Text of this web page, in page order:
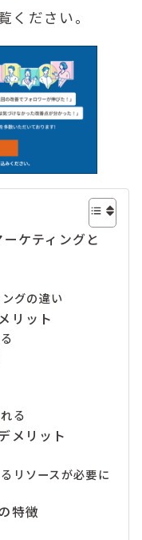
ください。
ケティングと
グの違い
リット
る
メリット
リソースが必要に
特徴